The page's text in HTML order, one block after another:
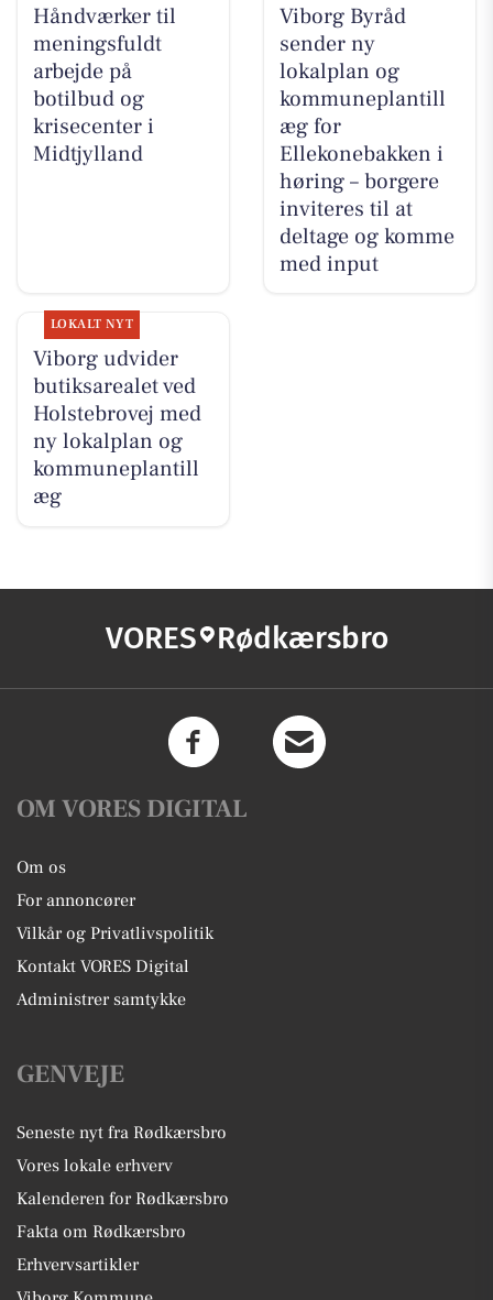
Håndværker til
meningsfuldt
arbejde på
botilbud og
krisecenter i
Midtjylland
Viborg Byråd
sender ny
lokalplan og
kommuneplantill
æg for
Ellekonebakken i
høring – borgere
inviteres til at
deltage og komme
med input
LOKALT NYT
Viborg udvider
butiksarealet ved
Holstebrovej med
ny lokalplan og
kommuneplantill
æg
VORES Rødkærsbro
OM VORES DIGITAL
Om os
For annoncører
Vilkår og Privatlivspolitik
Kontakt VORES Digital
Administrer samtykke
GENVEJE
Seneste nyt fra Rødkærsbro
Vores lokale erhverv
Kalenderen for Rødkærsbro
Fakta om Rødkærsbro
Erhvervsartikler